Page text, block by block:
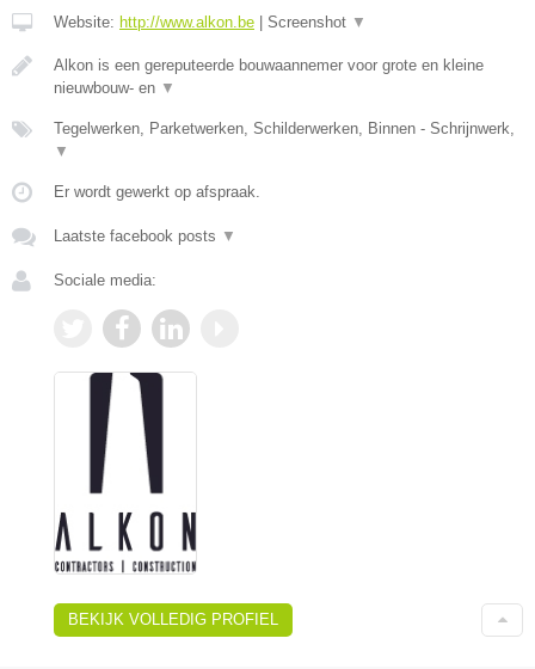
Website: http://www.alkon.be Screenshot ▼
Alkon is een gereputeerde bouwaannemer voor grote en kleine
nieuwbouw- en ▼
Tegelwerken, Parketwerken, Schilderwerken, Binnen - Schrijnwerk,
▼
Er wordt gewerkt op afspraak.
Laatste facebook posts ▼
Sociale media:
BEKIJK VOLLEDIG PROFIEL